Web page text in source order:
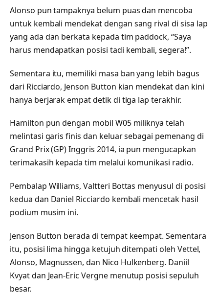
Alonso pun tampaknya belum puas dan mencoba
untuk kembali mendekat dengan sang rival di sisa lap
yang ada dan berkata kepada tim paddock, “Saya
harus mendapatkan posisi tadi kembali, segera!”.
Sementara itu, memiliki masa ban yang lebih bagus
dari Ricciardo, Jenson Button kian mendekat dan kini
hanya berjarak empat detik di tiga lap terakhir.
Hamilton pun dengan mobil W05 miliknya telah
melintasi garis finis dan keluar sebagai pemenang di
Grand Prix (GP) Inggris 2014, ia pun mengucapkan
terimakasih kepada tim melalui komunikasi radio.
Pembalap Williams, Valtteri Bottas menyusul di posisi
kedua dan Daniel Ricciardo kembali mencetak hasil
podium musim ini.
Jenson Button berada di tempat keempat. Sementara
itu, posisi lima hingga ketujuh ditempati oleh Vettel,
Alonso, Magnussen, dan Nico Hulkenberg. Daniil
Kvyat dan Jean-Eric Vergne menutup posisi sepuluh
besar.